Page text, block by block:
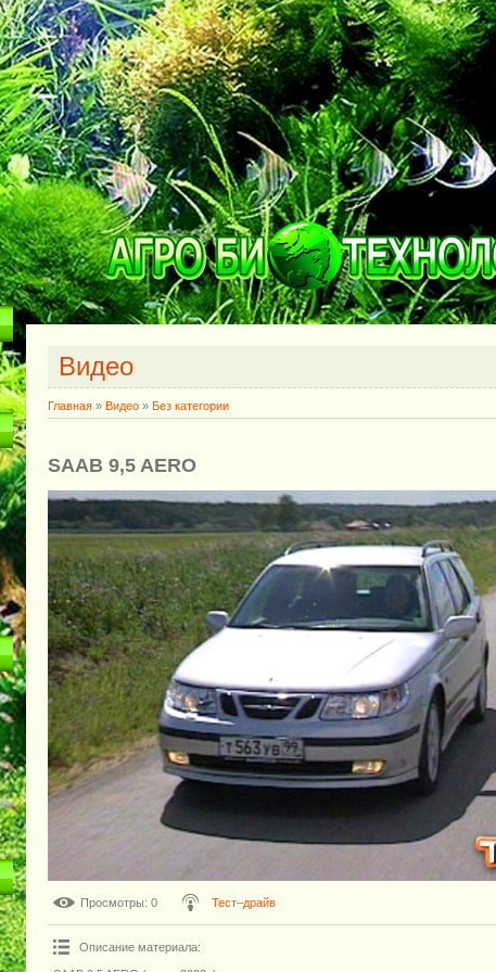
Видео
Главная » Видео » Без категории
SAAB 9,5 AERO
Просмотры: 0 Тест–драйв
Описание материала: